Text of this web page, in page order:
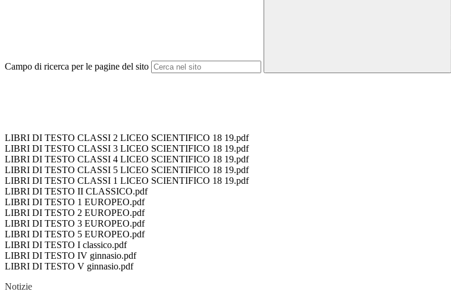
Campo di ricerca per le pagine del sito
LIBRI DI TESTO CLASSI 2 LICEO SCIENTIFICO 18 19.pdf
LIBRI DI TESTO CLASSI 3 LICEO SCIENTIFICO 18 19.pdf
LIBRI DI TESTO CLASSI 4 LICEO SCIENTIFICO 18 19.pdf
LIBRI DI TESTO CLASSI 5 LICEO SCIENTIFICO 18 19.pdf
LIBRI DI TESTO CLASSI 1 LICEO SCIENTIFICO 18 19.pdf
LIBRI DI TESTO II CLASSICO.pdf
LIBRI DI TESTO 1 EUROPEO.pdf
LIBRI DI TESTO 2 EUROPEO.pdf
LIBRI DI TESTO 3 EUROPEO.pdf
LIBRI DI TESTO 5 EUROPEO.pdf
LIBRI DI TESTO I classico.pdf
LIBRI DI TESTO IV ginnasio.pdf
LIBRI DI TESTO V ginnasio.pdf
Notizie